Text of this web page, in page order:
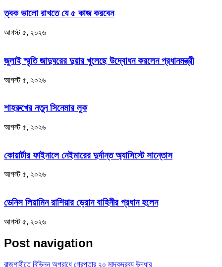
ত্বক ভালো রাখতে যে ৫ কাজ করবেন
আগস্ট ৫, ২০২৬
জুলাই স্মৃতি জাদুঘরের দুয়ার খুলেছে উদ্বোধন করলেন প্রধানমন্ত্রী
আগস্ট ৫, ২০২৬
শাহরুখের নতুন সিনেমার লুক
আগস্ট ৫, ২০২৬
কোয়ার্টার ফাইনালে নেইমারের দুর্দান্ত অ্যাসিস্টে সান্তোস
আগস্ট ৫, ২০২৬
ডেনিস লিয়ামিন রাশিয়ার ড্রোন বাহিনীর প্রধান হলেন
আগস্ট ৫, ২০২৬
Post navigation
রাজশাহীতে বিভিন্ন অপরাধে গ্রেপ্তার ২০ মাদকদ্রব্য উদ্ধার